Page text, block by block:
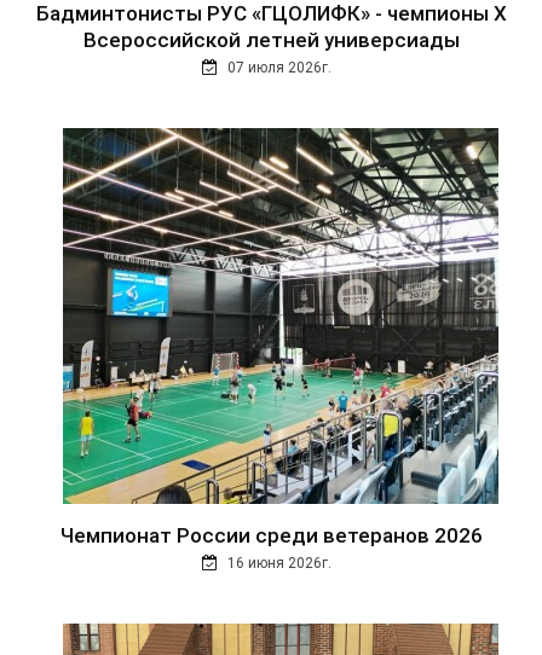
Бадминтонисты РУС «ГЦОЛИФК» - чемпионы Х
Всероссийской летней универсиады
07 июля 2026г.
Чемпионат России среди ветеранов 2026
16 июня 2026г.